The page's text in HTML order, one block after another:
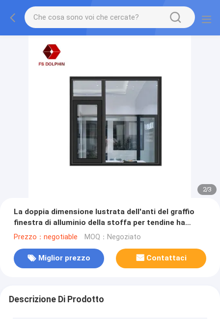
2/3
La doppia dimensione lustrata dell'anti del graffio
finestra di alluminio della stoffa per tendine ha
personalizzato
Prezzo：negotiable MOQ：Negoziato
Miglior prezzo Contattaci
Descrizione Di Prodotto